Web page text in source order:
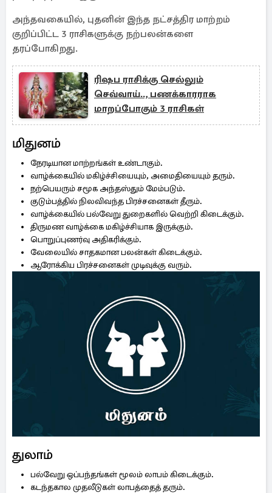
அந்தவகையில், புதனின் இந்த நட்சத்திர மாற்றம்
குறிப்பிட்ட 3 ராசிகளுக்கு நற்பலன்களை
தரப்போகிறது.
ரிஷப ராசிக்கு செல்லும்
செவ்வாய்.., பணக்காரராக
மாறப்போகும் 3 ராசிகள்
மிதுனம்
நேரடியான மாற்றங்கள் உண்டாகும்.
வாழ்க்கையில் மகிழ்ச்சியையும், அமைதியையும் தரும்.
நற்பெயரும் சமூக அந்தஸ்தும் மேம்படும்.
குடும்பத்தில் நிலவிவந்த பிரச்சனைகள் தீரும்.
வாழ்க்கையில் பல்வேறு துறைகளில் வெற்றி கிடைக்கும்.
திருமண வாழ்க்கை மகிழ்ச்சியாக இருக்கும்.
பொறுப்புணர்வு அதிகரிக்கும்.
வேலையில் சாதகமான பலன்கள் கிடைக்கும்.
ஆரோக்கிய பிரச்சனைகள் முடிவுக்கு வரும்.
துலாம்
பல்வேறு ஒப்பந்தங்கள் மூலம் லாபம் கிடைக்கும்.
கடந்தகால முதலீடுகள் லாபத்தைத் தரும்.